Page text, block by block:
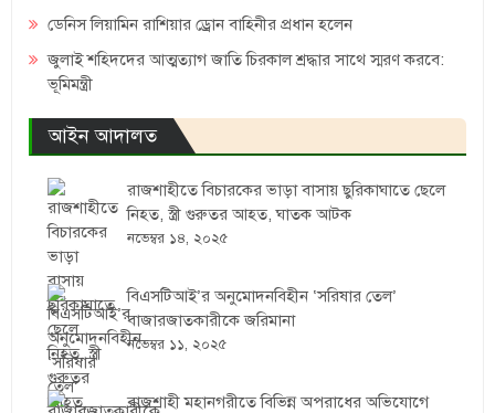
ডেনিস লিয়ামিন রাশিয়ার ড্রোন বাহিনীর প্রধান হলেন
জুলাই শহিদদের আত্মত্যাগ জাতি চিরকাল শ্রদ্ধার সাথে স্মরণ করবে:
ভূমিমন্ত্রী
আইন আদালত
রাজশাহীতে বিচারকের ভাড়া বাসায় ছুরিকাঘাতে ছেলে
নিহত, স্ত্রী গুরুতর আহত, ঘাতক আটক
নভেম্বর ১৪, ২০২৫
বিএসটিআই’র অনুমোদনবিহীন ‘সরিষার তেল’
বাজারজাতকারীকে জরিমানা
নভেম্বর ১১, ২০২৫
রাজশাহী মহানগরীতে বিভিন্ন অপরাধের অভিযোগে